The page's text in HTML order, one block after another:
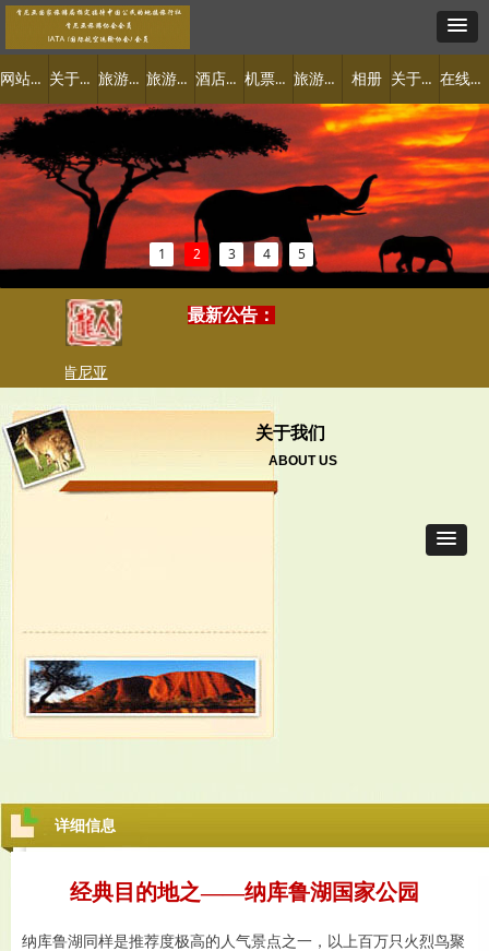
网站首页 关于肯尼亚 旅游景点 旅游线路 酒店预定 机票签证 旅游攻略 相册 关于我们 在线预订
1 2 3 4 5
最新公告：
东非肯尼亚
经典目的地之——纳库鲁湖国家公园
纳库鲁湖同样是推荐度极高的人气景点之一，以上百万只火烈鸟聚
详细信息
关于我们
ABOUT US